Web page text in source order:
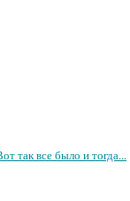
так все было и тогда...